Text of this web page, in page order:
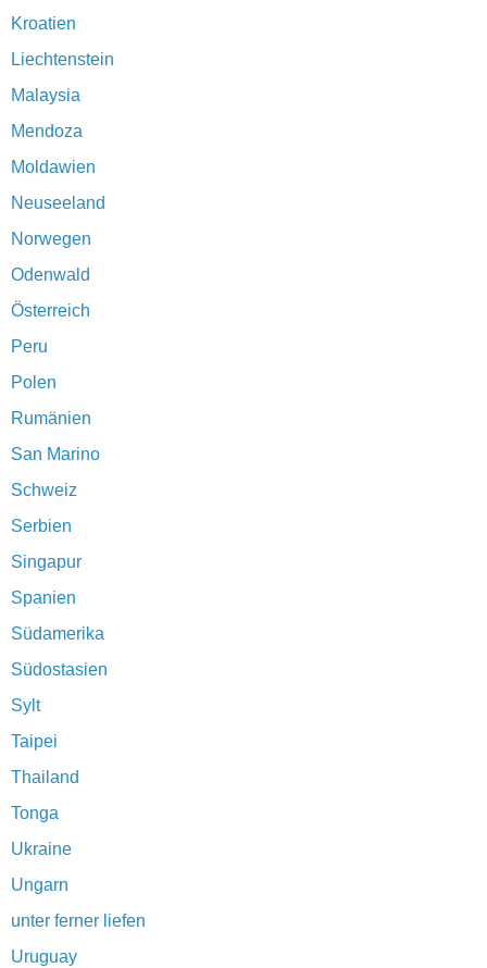
Kroatien
Liechtenstein
Malaysia
Mendoza
Moldawien
Neuseeland
Norwegen
Odenwald
Österreich
Peru
Polen
Rumänien
San Marino
Schweiz
Serbien
Singapur
Spanien
Südamerika
Südostasien
Sylt
Taipei
Thailand
Tonga
Ukraine
Ungarn
unter ferner liefen
Uruguay